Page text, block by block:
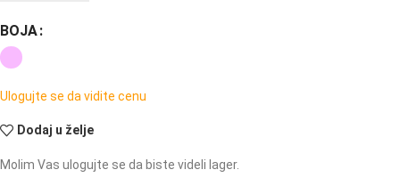
BOJA
Ulogujte se da vidite cenu
Dodaj u želje
Molim Vas ulogujte se da biste videli lager.